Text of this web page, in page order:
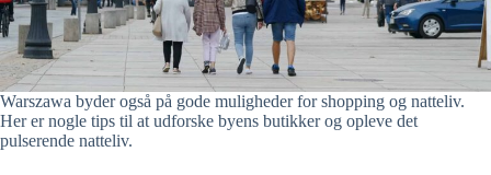
Warszawa byder også på gode muligheder for shopping og natteliv.
Her er nogle tips til at udforske byens butikker og opleve det
pulserende natteliv.